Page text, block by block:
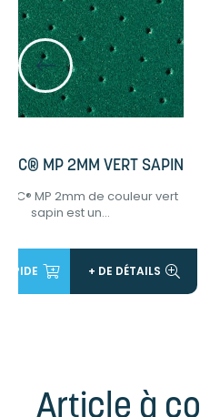
MP 2MM VERT SAPIN
MP 2mm de couleur vert
sapin est un...
+ DE DÉTAILS
Article à